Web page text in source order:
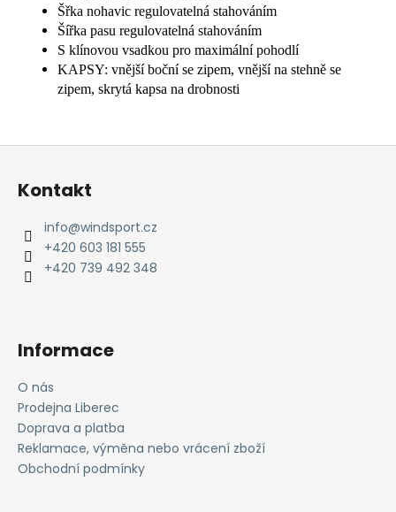
Šřka nohavic regulovatelná stahováním
Šířka pasu regulovatelná stahováním
S klínovou vsadkou pro maximální pohodlí
KAPSY: vnější boční se zipem, vnější na stehně se
zipem, skrytá kapsa na drobnosti
Z
Kontakt
info@windsport.cz
+420 603 181 555
+420 739 492 348
Informace
O nás
Prodejna Liberec
Doprava a platba
Reklamace, výměna nebo vrácení zboží
Obchodní podmínky